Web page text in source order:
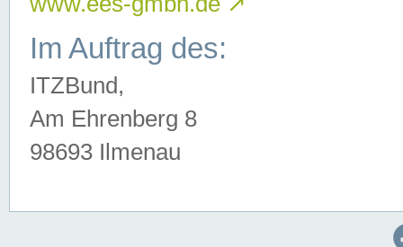
Im Auftrag des:
ITZBund,
Am Ehrenberg 8
98693 Ilmenau